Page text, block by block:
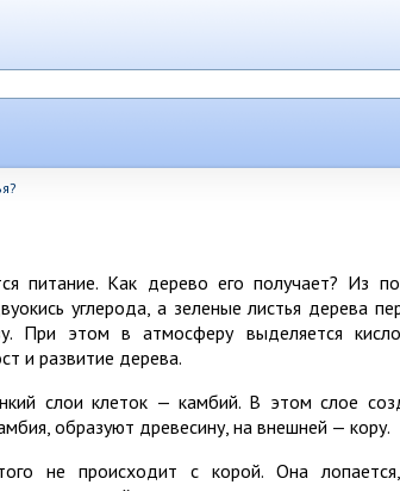
питание. Как дерево его получает? Из
углерода, а зеленые листья дерева
При этом в атмосферу выделяется
и развитие дерева.
слои клеток — камбий. В этом слое
образуют древесину, на внешней — кору.
не происходит с корой. Она